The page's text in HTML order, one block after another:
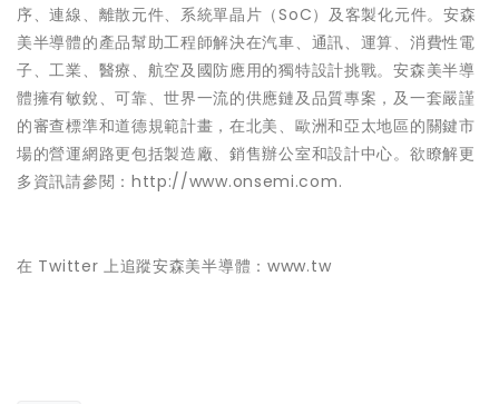
序、連線、離散元件、系統單晶片（SoC）及客製化元件。安森
美半導體的產品幫助工程師解決在汽車、通訊、運算、消費性電
子、工業、醫療、航空及國防應用的獨特設計挑戰。安森美半導
體擁有敏銳、可靠、世界一流的供應鏈及品質專案，及一套嚴謹
的審查標準和道德規範計畫，在北美、歐洲和亞太地區的關鍵市
場的營運網路更包括製造廠、銷售辦公室和設計中心。欲瞭解更
多資訊請參閱：http://www.onsemi.com.
在 Twitter 上追蹤安森美半導體：www.tw